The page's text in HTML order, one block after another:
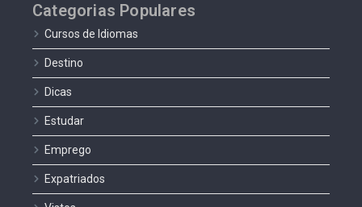
Categorias Populares
Cursos de Idiomas
Destino
Dicas
Estudar
Emprego
Expatriados